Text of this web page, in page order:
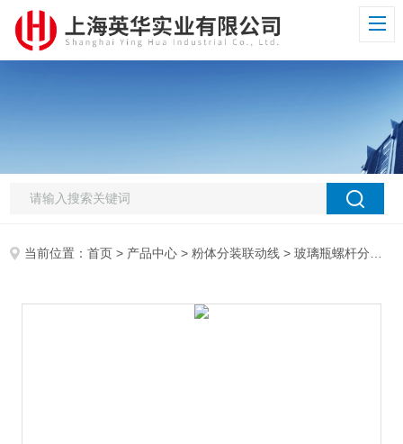
当前位置：首页 > 产品中心 >粉体分装联动线 >玻璃瓶螺杆分装机